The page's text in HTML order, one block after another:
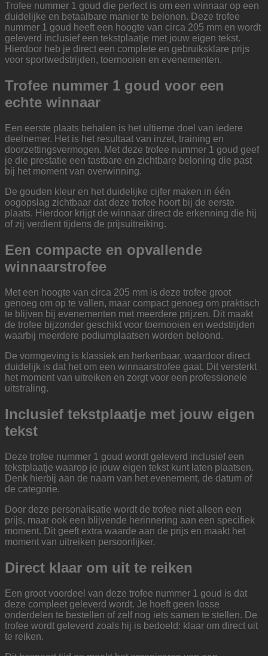
Trofee nummer 1 goud die perfect is om een winnaar op een
duidelijke en betaalbare manier te belonen. Deze trofee
nummer 1 goud heeft een hoogte van circa 205 mm en wordt
geleverd inclusief een tekstplaatje met jouw eigen tekst.
Hierdoor heb je direct een complete en gebruiksklare prijs
voor sportwedstrijden, toernooien en evenementen.
Trofee nummer 1 goud voor een
echte winnaar
Een eerste plaats behalen is het ultieme doel van iedere
deelnemer. Het is het resultaat van inzet, training en
doorzettingsvermogen. Met deze trofee nummer 1 goud geef
je die prestatie een tastbare en zichtbare beloning die past
bij het moment van overwinning.
De gouden kleur en het duidelijke cijfer maken in één
oogopslag zichtbaar dat deze trofee hoort bij de eerste
plaats. Hierdoor krijgt de winnaar direct de erkenning die hij
of zij verdient tijdens de prijsuitreiking.
Een compacte en opvallende
winnaarstrofee
Met een hoogte van circa 205 mm is deze trofee groot
genoeg om op te vallen, maar compact genoeg om praktisch
te blijven bij evenementen met meerdere prijzen. Dit maakt
de trofee bijzonder geschikt voor toernooien en wedstrijden
waarbij meerdere podiumplaatsen worden beloond.
De vormgeving is klassiek en herkenbaar, waardoor direct
duidelijk is dat het om een winnaarstrofee gaat. Dit versterkt
het moment van uitreiken en zorgt voor een professionele
uitstraling.
Inclusief tekstplaatje met jouw eigen
tekst
Deze trofee nummer 1 goud wordt geleverd inclusief een
tekstplaatje waarop je jouw eigen tekst kunt laten plaatsen.
Denk hierbij aan de naam van het evenement, de datum of
de categorie.
Door deze personalisatie wordt de trofee niet alleen een
prijs, maar ook een blijvende herinnering aan een specifiek
moment. Dit geeft extra waarde aan de prijs en maakt het
moment van uitreiken persoonlijker.
Direct klaar om uit te reiken
Een groot voordeel van deze trofee nummer 1 goud is dat
deze compleet geleverd wordt. Je hoeft geen losse
onderdelen te bestellen of zelf nog iets samen te stellen. De
trofee wordt geleverd zoals hij is bedoeld: klaar om direct uit
te reiken.